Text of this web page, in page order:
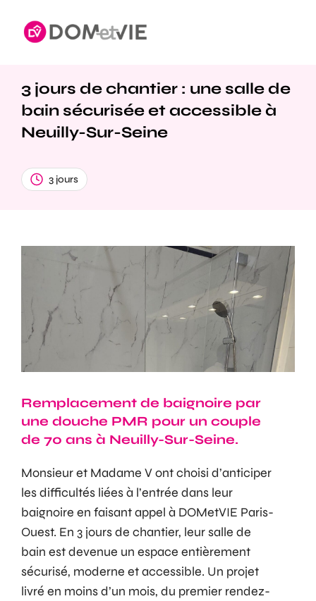
3 jours de chantier : une salle de
bain sécurisée et accessible à
Neuilly-Sur-Seine
3 jours
Remplacement de baignoire par
une douche PMR pour un couple
de 70 ans à Neuilly-Sur-Seine.
Monsieur et Madame V ont choisi d’anticiper
les difficultés liées à l’entrée dans leur
baignoire en faisant appel à DOMetVIE Paris-
Ouest. En 3 jours de chantier, leur salle de
bain est devenue un espace entièrement
sécurisé, moderne et accessible. Un projet
livré en moins d’un mois, du premier rendez-